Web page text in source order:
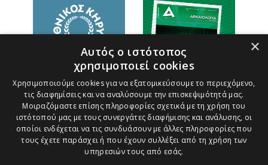
×
Αυτός ο ιστότοπος
χρησιμοποιεί cookies
Χρησιμοποιούμε cookies για να εξατομικεύσουμε το περιεχόμενο,
τις διαφημίσεις και να αναλύσουμε την επισκεψιμότητά μας.
Μοιραζόμαστε επίσης πληροφορίες σχετικά με τη χρήση του
ιστότοπού μας με τους συνεργάτες διαφήμισης και ανάλυσης, οι
οποίοι ενδέχεται να τις συνδυάσουν με άλλες πληροφορίες που
τους έχετε παράσχει ή που έχουν συλλέξει από τη χρήση των
υπηρεσιών τους από εσάς.